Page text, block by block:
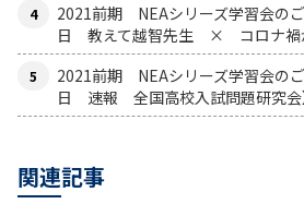
2021前期 NEAシリーズ学習会の
日 教えて越智先生 × コロナ禍か
2021前期 NEAシリーズ学習会の
日 速報 全国高校入試問題研究会
関連記事